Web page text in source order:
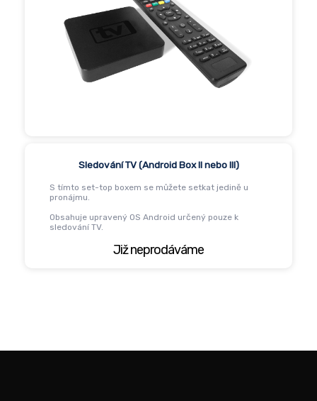
Sledování TV (Android Box II nebo III)
S tímto set-top boxem se můžete setkat jedině u
pronájmu.
Obsahuje upravený OS Android určený pouze k
sledování TV.
Již neprodáváme